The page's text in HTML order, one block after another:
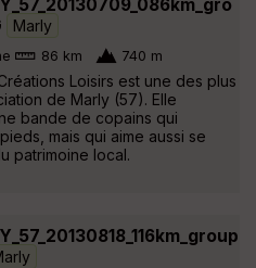
Marly
86 km 740 m
Loisirs est une des plus
de Marly (57). Elle
bande de copains qui
mais qui aime aussi se
patrimoine local.